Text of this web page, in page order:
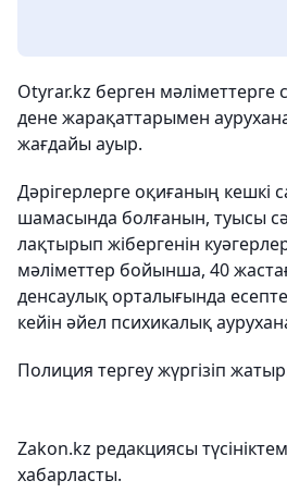
Otyrar.kz берген мәліметтерге
дене жарақаттарымен
жағдайы ауыр.
Дәрігерлерге оқиғаның кешкі
шамасында болғанын, туысы
лақтырып жібергенін
мәліметтер бойынша, 40
денсаулық орталығында
кейін әйел психикалық
Полиция тергеу жүргізіп
Zakon.kz редакциясы
хабарласты.